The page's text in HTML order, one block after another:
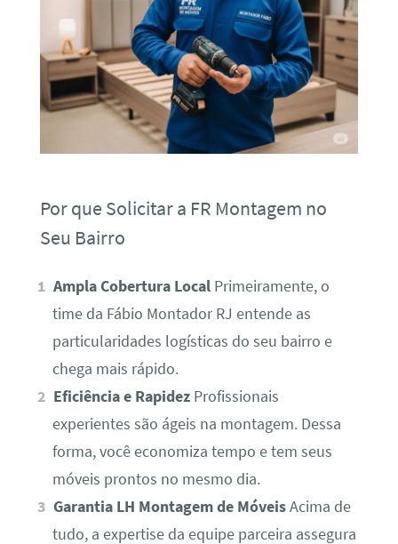
Por que Solicitar a FR Montagem no
Seu Bairro
Ampla Cobertura Local Primeiramente, o
time da Fábio Montador RJ entende as
particularidades logísticas do seu bairro e
chega mais rápido.
Eficiência e Rapidez Profissionais
experientes são ágeis na montagem. Dessa
forma, você economiza tempo e tem seus
móveis prontos no mesmo dia.
Garantia LH Montagem de MóveisAcima de
tudo, a expertise da equipe parceira assegura